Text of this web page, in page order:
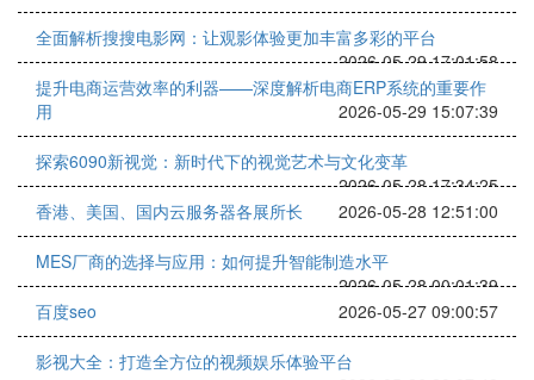
全面解析搜搜电影网：让观影体验更加丰富多彩的平台
2026-05-29 17:01:58
提升电商运营效率的利器——深度解析电商ERP系统的重要作
用
2026-05-29 15:07:39
探索6090新视觉：新时代下的视觉艺术与文化变革
2026-05-28 17:34:25
香港、美国、国内云服务器各展所长
2026-05-28 12:51:00
MES厂商的选择与应用：如何提升智能制造水平
2026-05-28 00:01:39
百度seo
2026-05-27 09:00:57
影视大全：打造全方位的视频娱乐体验平台